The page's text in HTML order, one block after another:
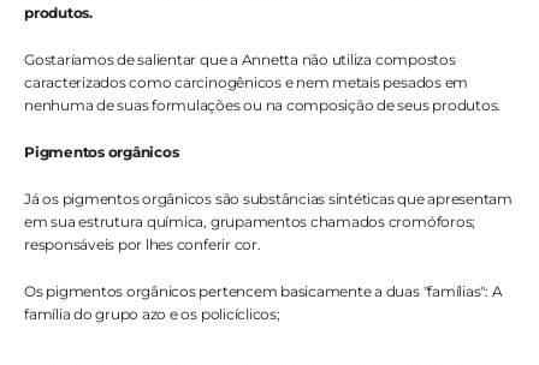
produtos.
Gostaríamos de salientar que a Annetta não utiliza compostos
caracterizados como carcinogênicos e nem metais pesados em
nenhuma de suas formulações ou na composição de seus produtos.
Pigmentos orgânicos
Já os pigmentos orgânicos são substâncias sintéticas que apresentam
em sua estrutura química, grupamentos chamados cromóforos;
responsáveis por lhes conferir cor.
Os pigmentos orgânicos pertencem basicamente a duas "famílias": A
família do grupo azo e os policíclicos;